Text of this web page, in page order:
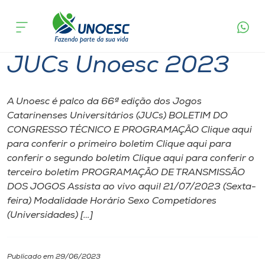
Cursos
Onde estamos
Pesquisa
Atendimento ao Estudante
Portal de Ensino
A
Unoesc
Internacionalização
JUCs Unoesc 2023
A Unoesc é palco da 66ª edição dos Jogos
Catarinenses Universitários (JUCs) BOLETIM DO
CONGRESSO TÉCNICO E PROGRAMAÇÃO Clique aqui
para conferir o primeiro boletim Clique aqui para
conferir o segundo boletim Clique aqui para conferir o
terceiro boletim PROGRAMAÇÃO DE TRANSMISSÃO
DOS JOGOS Assista ao vivo aqui! 21/07/2023 (Sexta-
feira) Modalidade Horário Sexo Competidores
(Universidades) […]
Publicado em 29/06/2023